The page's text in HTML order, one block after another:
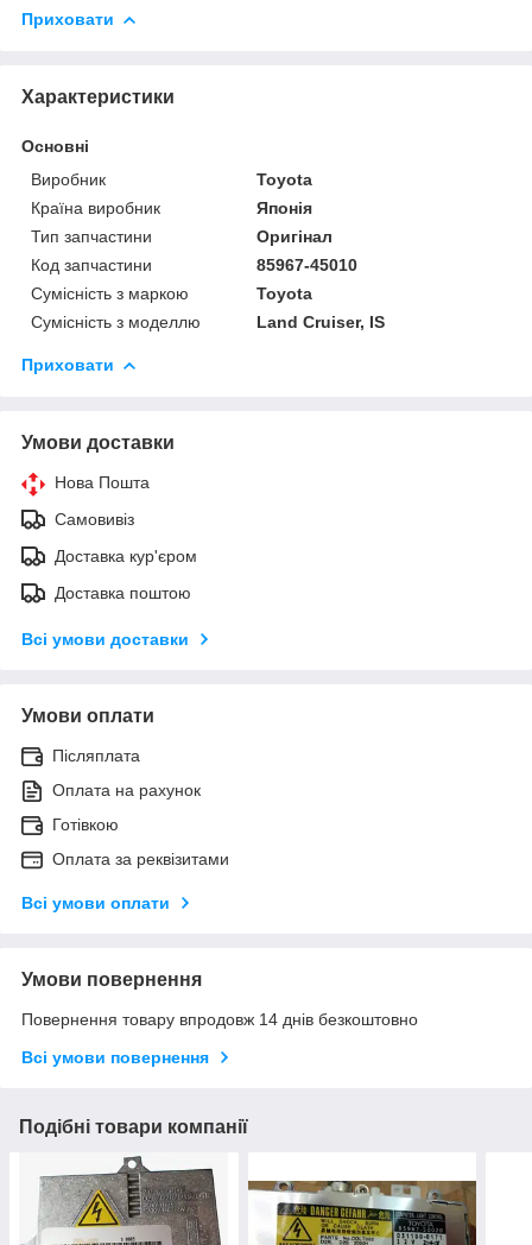
Приховати
Характеристики
Основні
Виробник
Toyota
Країна виробник
Японія
Тип запчастини
Оригінал
Код запчастини
85967-45010
Сумісність з маркою
Toyota
Сумісність з моделлю
Land Cruiser, IS
Приховати
Умови доставки
Нова Пошта
Самовивіз
Доставка кур'єром
Доставка поштою
Всі умови доставки
Умови оплати
Післяплата
Оплата на рахунок
Готівкою
Оплата за реквізитами
Всі умови оплати
Умови повернення
Повернення товару впродовж 14 днів безкоштовно
Всі умови повернення
Подібні товари компанії